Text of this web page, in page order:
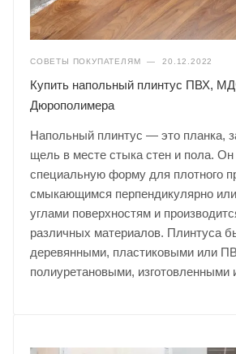
СОВЕТЫ ПОКУПАТЕЛЯМ — 20.12.2022
Купить напольный плинтус ПВХ,
Дюрополимера
Напольный плинтус — это планка,
щель в месте стыка стен и пола. Он
специальную форму для плотного
смыкающимся перпендикулярно
углами поверхностям и
различных материалов. Плинтуса
деревянными, пластиковыми или
полиуретановыми,